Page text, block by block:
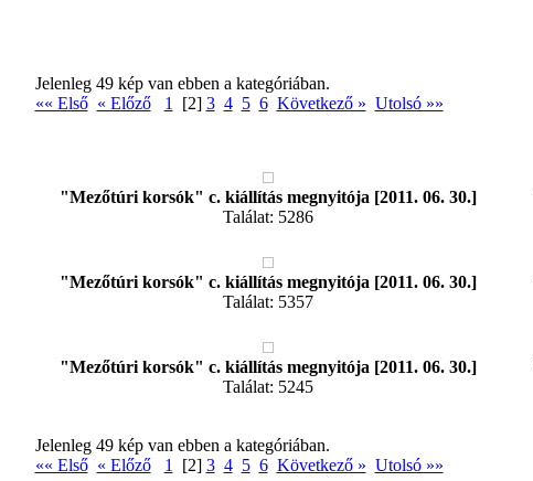
Jelenleg 49 kép van ebben a kategóriában.
«« Első « Előző 1 [2] 3 4 5 6 Következő » Utolsó »»
"Mezőtúri korsók" c. kiállítás megnyitója [2011. 06. 30.]
Találat: 5286
"Mezőtúri korsók" c. kiállítás megnyitója [2011. 06. 30.]
Találat: 5357
"Mezőtúri korsók" c. kiállítás megnyitója [2011. 06. 30.]
Találat: 5245
Jelenleg 49 kép van ebben a kategóriában.
«« Első « Előző 1 [2] 3 4 5 6 Következő » Utolsó »»